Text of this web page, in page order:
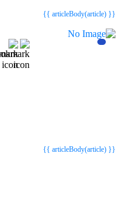
{{ articleBody(article) }}
{{ articleBody(article) }}